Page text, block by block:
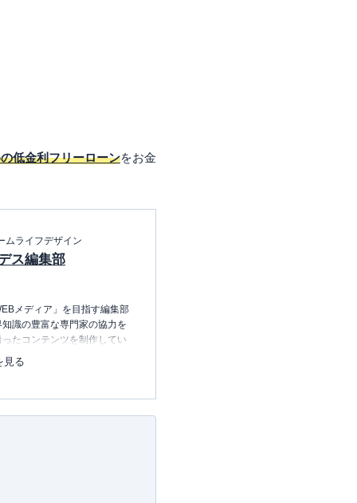
低金利フリーローンをお金
ムライフデザイン
ス編集部
メディア」を目指す編集部
識の豊富な専門家の協力を
たコンテンツを制作してい
に、読者の「まよい」を解
ンテンツを制作中です。
コレの選び方BOOK
見る